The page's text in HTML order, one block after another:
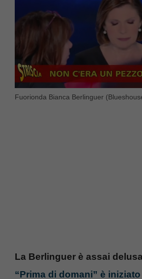
Fuorionda Bianca Berlinguer
La Berlinguer è assai
“Prima di domani” è